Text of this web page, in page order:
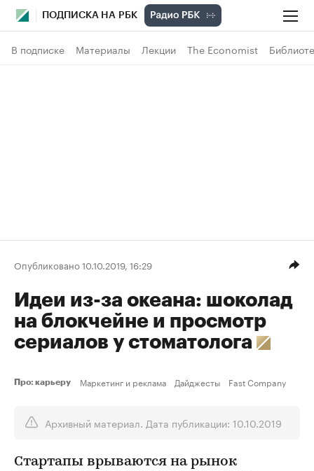
ПОДПИСКА НА РБК
В подписке Материалы Лекции The Economist
Опубликовано 10.10.2019, 16:29
Идеи из-за океана: шоколад
на блокчейне и просмотр
сериалов у стоматолога
Про: карьеру Маркетинг и реклама Дайджесты Fast Company
Архивный материал. Дата публикации: 10.10.2019
Стартапы врываются на рынок